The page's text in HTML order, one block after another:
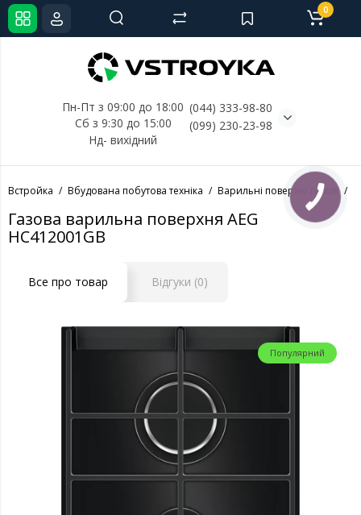
Пн-Пт з 09:00 до 18:00
Сб з 9:30 до 15:00
Нд- вихідний
(044) 333-98-80
(099) 230-23-98
0
Встройка Вбудована побутова техніка Варильні поверхні газові
Газова варильна поверхня AEG
HС412001GB
Все про товар Відгуки (0)
Популярний